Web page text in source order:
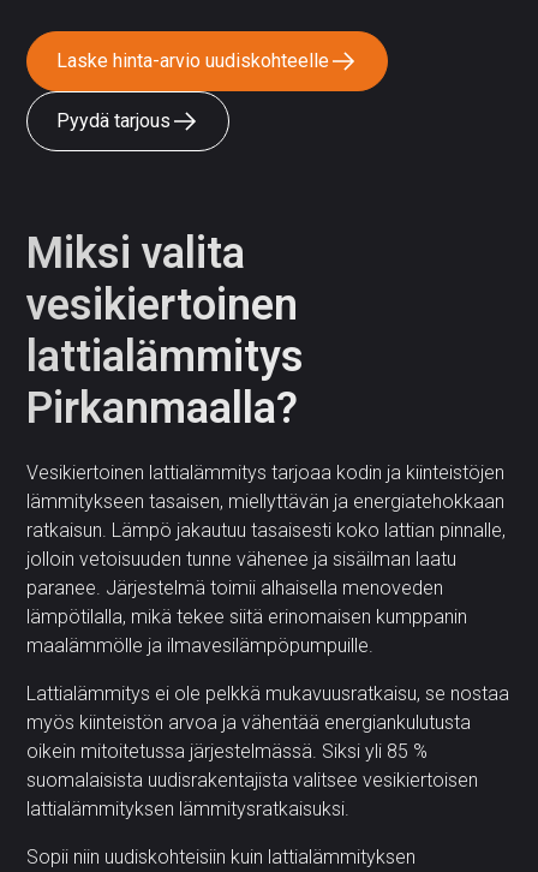
Laske hinta-arvio uudiskohteelle
Pyydä tarjous
Miksi valita
vesikiertoinen
lattialämmitys
Pirkanmaalla?
Vesikiertoinen lattialämmitys tarjoaa kodin ja kiinteistöjen
lämmitykseen tasaisen, miellyttävän ja energiatehokkaan
ratkaisun. Lämpö jakautuu tasaisesti koko lattian pinnalle,
jolloin vetoisuuden tunne vähenee ja sisäilman laatu
paranee. Järjestelmä toimii alhaisella menoveden
lämpötilalla, mikä tekee siitä erinomaisen kumppanin
maalämmölle ja ilmavesilämpöpumpuille.
Lattialämmitys ei ole pelkkä mukavuusratkaisu, se nostaa
myös kiinteistön arvoa ja vähentää energiankulutusta
oikein mitoitetussa järjestelmässä. Siksi yli 85 %
suomalaisista uudisrakentajista valitsee vesikiertoisen
lattialämmityksen lämmitysratkaisuksi.
Sopii niin uudiskohteisiin kuin lattialämmityksen